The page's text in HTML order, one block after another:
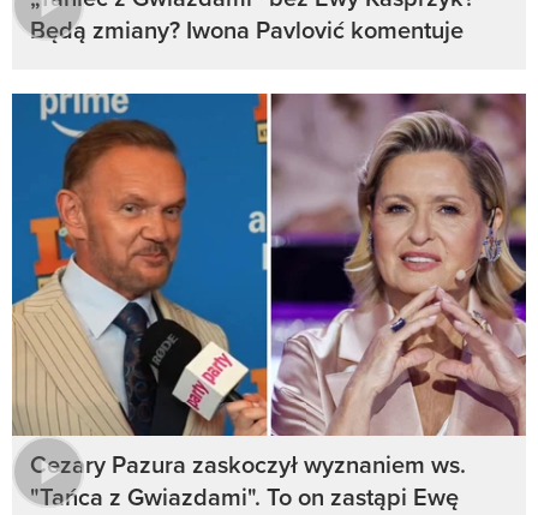
Będą zmiany? Iwona Pavlović komentuje
Cezary Pazura zaskoczył wyznaniem ws.
"Tańca z Gwiazdami". To on zastąpi Ewę